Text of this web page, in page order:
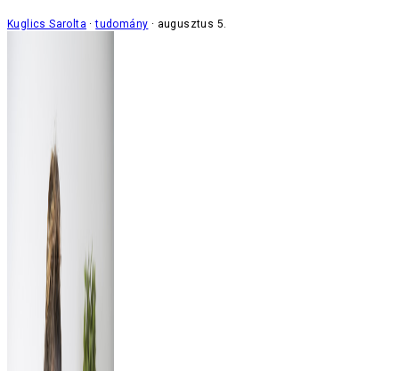
Kuglics Sarolta tudomány augusztus 5.